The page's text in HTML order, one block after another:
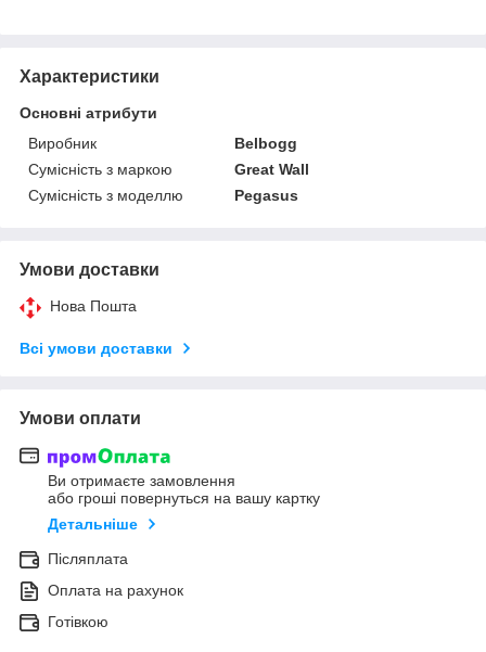
Характеристики
Основні атрибути
Виробник
Belbogg
Сумісність з маркою
Great Wall
Сумісність з моделлю
Pegasus
Умови доставки
Нова Пошта
Всі умови доставки
Умови оплати
Ви отримаєте замовлення
або гроші повернуться на вашу картку
Детальніше
Післяплата
Оплата на рахунок
Готівкою